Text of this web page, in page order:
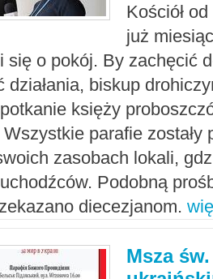
Kościół
już
się o pokój. By zachęcić
działania, biskup
księży
parafie zostały
zasobach lokali,
Podobną
diecezjanom.
Msza